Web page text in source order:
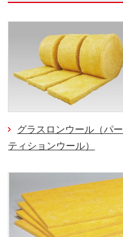
グラスロンウール（パー
ティションウール）